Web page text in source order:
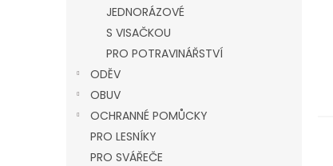
JEDNORÁZOVÉ
S VISAČKOU
PRO POTRAVINÁŘSTVÍ
ODĚV
OBUV
OCHRANNÉ POMŮCKY
PRO LESNÍKY
PRO SVÁŘEČE